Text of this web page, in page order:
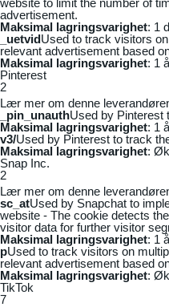
advertisement.
Maksimal lagringsvarighet: 1
_uetvidUsed to track visitors
relevant advertisement based
Maksimal lagringsvarighet: 1
Pinterest
2
Lær mer om denne
_pin_unauthUsed by Pinterest
Maksimal lagringsvarighet: 1
v3/Used by Pinterest to track
Maksimal lagringsvarighet:
Snap Inc.
2
Lær mer om denne
sc_atUsed by Snapchat to
website - The cookie detects
visitor data for further visitor
Maksimal lagringsvarighet: 1
pUsed to track visitors on
relevant advertisement based
Maksimal lagringsvarighet:
TikTok
7